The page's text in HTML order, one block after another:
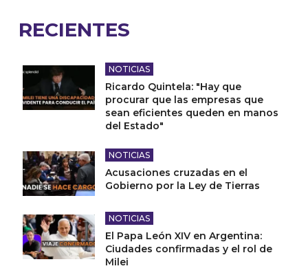
RECIENTES
NOTICIAS
Ricardo Quintela: "Hay que
procurar que las empresas que
sean eficientes queden en manos
del Estado"
NOTICIAS
Acusaciones cruzadas en el
Gobierno por la Ley de Tierras
NOTICIAS
El Papa León XIV en Argentina:
Ciudades confirmadas y el rol de
Milei